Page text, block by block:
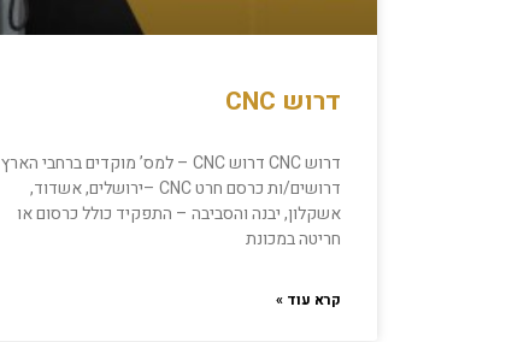
דרוש CNC
דרוש CNC דרוש CNC – למס’ מוקדים ברחבי הארץ
דרושים/ות כרסם חרט CNC –ירושלים, אשדוד,
אשקלון, יבנה והסביבה – התפקיד כולל כרסום או
חריטה במכונת
קרא עוד »